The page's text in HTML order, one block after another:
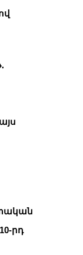
րդ